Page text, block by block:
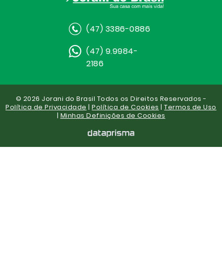
(47) 3386-0886
(47) 9.9984-
2186
© 2026 Jorani do Brasil Todos os Direitos Reservados -
Política de Privacidade |Política de Cookies |Termos de Uso
| Minhas Definições de Cookies